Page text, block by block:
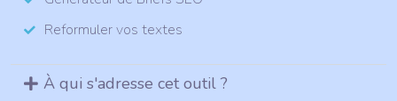
Reformuler vos textes
À qui s'adresse cet outil ?